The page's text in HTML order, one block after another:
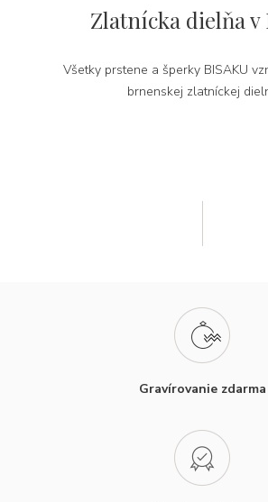
Zlatnícka dielňa v
Všetky prstene a šperky BISAKU
brnenskej zlatníckej
Gravírovanie zdarma